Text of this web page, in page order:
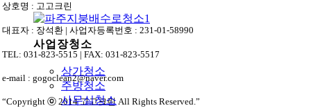
사업장청소
상가청소
주방청소
사무실청소
상호명 : 고고크린
대표자 : 장석환 | 사업자등록번호 : 231-01-58990
TEL: 031-823-5515 | FAX: 031-823-5517
e-mail : gogoclean2@naver.com
“Copyright ⓒ 2014 고고크린 All Rights Reserved.”